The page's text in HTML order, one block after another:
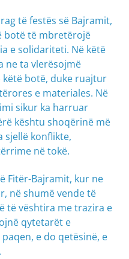
të festës së Bajramit,
botë të mbretërojë
e solidariteti. Në këtë
ne ta vlerësojmë
këtë botë, duke ruajtur
e materiales. Në
sikur ka harruar
kështu shoqërinë më
sjellë konflikte,
në tokë.
Fitër-Bajramit, kur ne
në shumë vende të
të vështira me trazira e
qytetarët e
e do qetësinë, e